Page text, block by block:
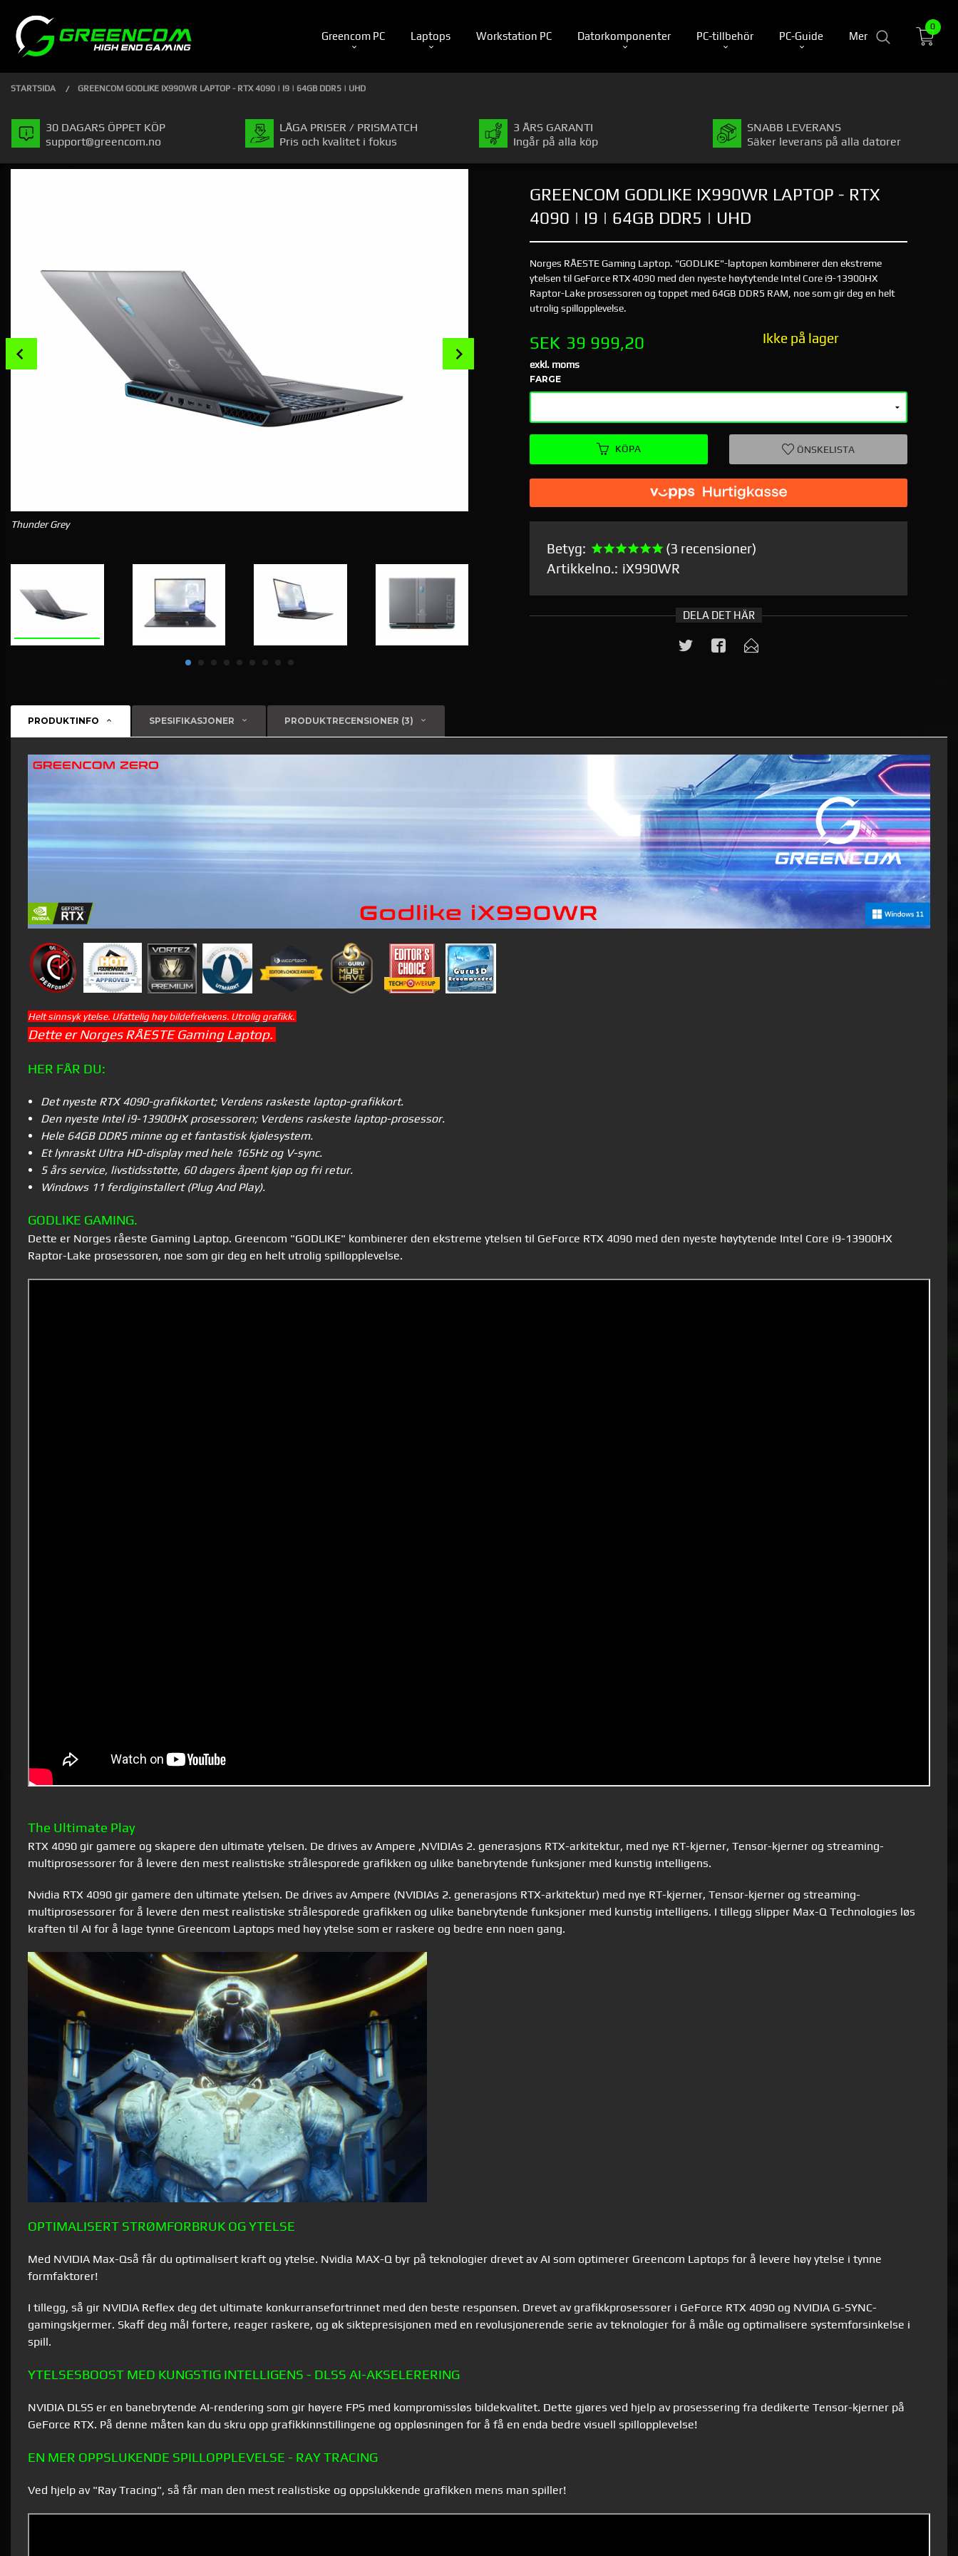
innehåll
PRODUKTER
Greencom PC Laptops Workstation PC Datorkomponenter PC-tillbehör PC-Guide Mer
Stäng
0
STARTSIDA GREENCOM GODLIKE IX990WR LAPTOP - RTX 4090 | I9 | 64GB DDR5 | UHD
30 DAGARS ÖPPET KÖP
support@greencom.no
LÅGA PRISER / PRISMATCH
Pris och kvalitet i fokus
3 ÅRS GARANTI
Ingår på alla köp
SNABB LEVERANS
Säker leverans på alla datorer
Thunder Grey
GREENCOM GODLIKE IX990WR LAPTOP - RTX
4090 | I9 | 64GB DDR5 | UHD
Norges RÅESTE Gaming Laptop. "GODLIKE"-laptopen kombinerer den ekstreme
ytelsen til GeForce RTX 4090 med den nyeste høytytende Intel Core i9-13900HX
Raptor-Lake prosessoren og toppet med 64GB DDR5 RAM, noe som gir deg en helt
utrolig spillopplevelse.
Pris
SEK 39 999,20
exkl. moms
Ikke på lager
FARGE
KÖPA ÖNSKELISTA
Betyg:
(3 recensioner)
Artikkelno.: iX990WR
DELA DET HÄR
PRODUKTINFO SPESIFIKASJONER PRODUKTRECENSIONER (3)
Helt sinnsyk ytelse. Ufattelig høy bildefrekvens. Utrolig grafikk.
Dette er Norges RÅESTE Gaming Laptop.
HER FÅR DU:
Det nyeste RTX 4090-grafikkortet; Verdens raskeste laptop-grafikkort.
Den nyeste Intel i9-13900HX prosessoren; Verdens raskeste laptop-prosessor.
Hele 64GB DDR5 minne og et fantastisk kjølesystem.
Et lynraskt Ultra HD-display med hele 165Hz og V-sync.
5 års service, livstidsstøtte, 60 dagers åpent kjøp og fri retur.
Windows 11 ferdiginstallert (Plug And Play).
GODLIKE GAMING.
Dette er Norges råeste Gaming Laptop. Greencom "GODLIKE" kombinerer den ekstreme ytelsen til GeForce RTX 4090 med den nyeste høytytende Intel Core i9-13900HX
Raptor-Lake prosessoren, noe som gir deg en helt utrolig spillopplevelse.
The Ultimate Play
RTX 4090 gir gamere og skapere den ultimate ytelsen. De drives av Ampere ,NVIDIAs 2. generasjons RTX-arkitektur, med nye RT-kjerner, Tensor-kjerner og streaming-
multiprosessorer for å levere den mest realistiske strålesporede grafikken og ulike banebrytende funksjoner med kunstig intelligens.
Nvidia RTX 4090 gir gamere den ultimate ytelsen. De drives av Ampere (NVIDIAs 2. generasjons RTX-arkitektur) med nye RT-kjerner, Tensor-kjerner og streaming-
multiprosessorer for å levere den mest realistiske strålesporede grafikken og ulike banebrytende funksjoner med kunstig intelligens. I tillegg slipper Max-Q Technologies løs
kraften til AI for å lage tynne Greencom Laptops med høy ytelse som er raskere og bedre enn noen gang.
OPTIMALISERT STRØMFORBRUK OG YTELSE
Med NVIDIA Max-Qså får du optimalisert kraft og ytelse. Nvidia MAX-Q byr på teknologier drevet av AI som optimerer Greencom Laptops for å levere høy ytelse i tynne
formfaktorer!
I tillegg, så gir NVIDIA Reflex deg det ultimate konkurransefortrinnet med den beste responsen. Drevet av grafikkprosessorer i GeForce RTX 4090 og NVIDIA G-SYNC-
gamingskjermer. Skaff deg mål fortere, reager raskere, og øk siktepresisjonen med en revolusjonerende serie av teknologier for å måle og optimalisere systemforsinkelse i
spill.
YTELSESBOOST MED KUNGSTIG INTELLIGENS - DLSS AI-AKSELERERING
NVIDIA DLSS er en banebrytende AI-rendering som gir høyere FPS med kompromissløs bildekvalitet. Dette gjøres ved hjelp av prosessering fra dedikerte Tensor-kjerner på
GeForce RTX. På denne måten kan du skru opp grafikkinnstillingene og oppløsningen for å få en enda bedre visuell spillopplevelse!
EN MER OPPSLUKENDE SPILLOPPLEVELSE - RAY TRACING
Ved hjelp av "Ray Tracing", så får man den mest realistiske og oppslukkende grafikken mens man spiller!